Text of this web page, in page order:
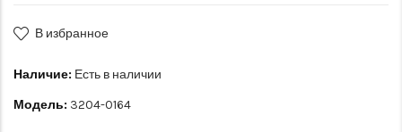
В избранное
Наличие: Есть в наличии
Модель: 3204-0164